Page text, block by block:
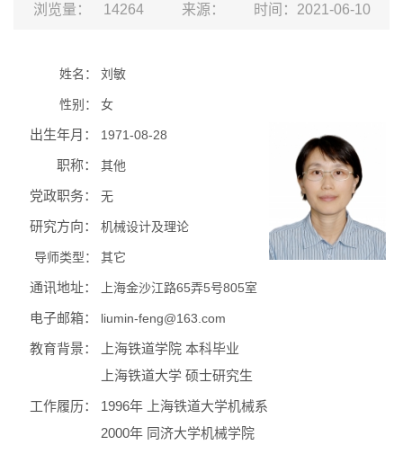
浏览量： 14264 来源： 时间：2021-06-10
姓名： 刘敏
性别： 女
出生年月： 1971-08-28
职称： 其他
党政职务： 无
研究方向： 机械设计及理论
导师类型： 其它
通讯地址： 上海金沙江路65弄5号805室
电子邮箱： liumin-feng@163.com
教育背景：
上海铁道学院 本科毕业
上海铁道大学 硕士研究生
工作履历：
1996年 上海铁道大学机械系
2000年 同济大学机械学院